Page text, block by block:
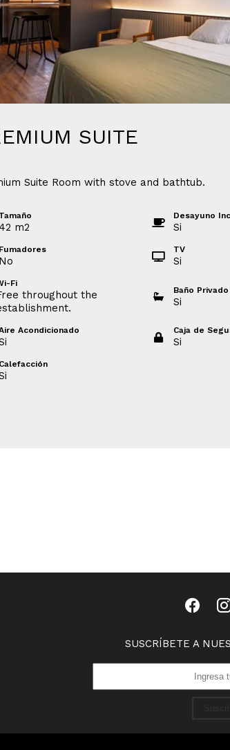
SUITE
Suite Room with stove and bathtub.
Tamaño
42 m2
Desayuno
Si
Fumadores
No
TV
Si
Fi
throughout the
Baño Privado
Si
Acondicionado Caja de
Si
Calefacción
SUSCRÍBETE A